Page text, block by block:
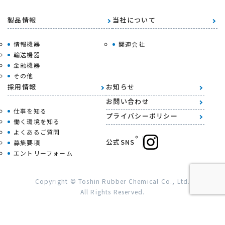
製品情報
情報機器
輸送機器
金融機器
その他
当社について
関連会社
採用情報
仕事を知る
働く環境を知る
よくあるご質問
募集要項
エントリーフォーム
お知らせ
お問い合わせ
プライバシーポリシー
公式SNS
Copyright © Toshin Rubber Chemical Co., Ltd.
All Rights Reserved.